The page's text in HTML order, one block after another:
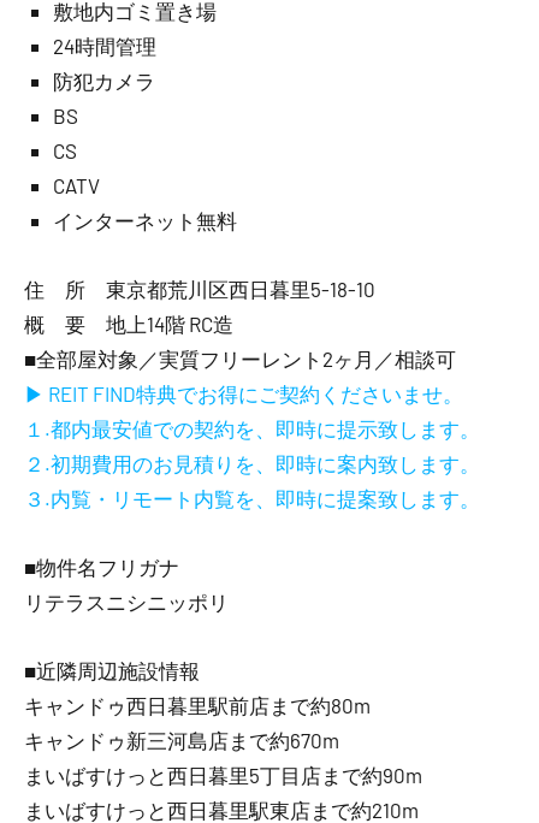
敷地内ゴミ置き場
24時間管理
防犯カメラ
BS
CS
CATV
インターネット無料
住 所 東京都荒川区西日暮里5-18-10
概 要 地上14階 RC造
■全部屋対象／実質フリーレント2ヶ月／相談可
▶ REIT FIND特典でお得にご契約くださいませ。
１.都内最安値での契約を、即時に提示致します。
２.初期費用のお見積りを、即時に案内致します。
３.内覧・リモート内覧を、即時に提案致します。
■物件名フリガナ
リテラスニシニッポリ
■近隣周辺施設情報
キャンドゥ西日暮里駅前店まで約80m
キャンドゥ新三河島店まで約670m
まいばすけっと西日暮里5丁目店まで約90m
まいばすけっと西日暮里駅東店まで約210m